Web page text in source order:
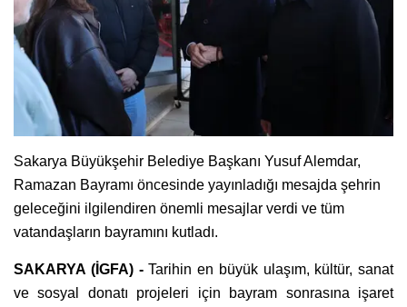
Sakarya Büyükşehir Belediye Başkanı Yusuf Alemdar,
Ramazan Bayramı öncesinde yayınladığı mesajda şehrin
geleceğini ilgilendiren önemli mesajlar verdi ve tüm
vatandaşların bayramını kutladı.
SAKARYA (İGFA) -Tarihin en büyük ulaşım, kültür, sanat
ve sosyal donatı projeleri için bayram sonrasına işaret